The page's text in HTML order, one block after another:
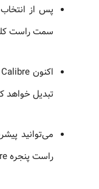
پس از
سمت راست
تبدیل خواهد
می‌توانید
راست پنجره Calibre مشاهده کنید.